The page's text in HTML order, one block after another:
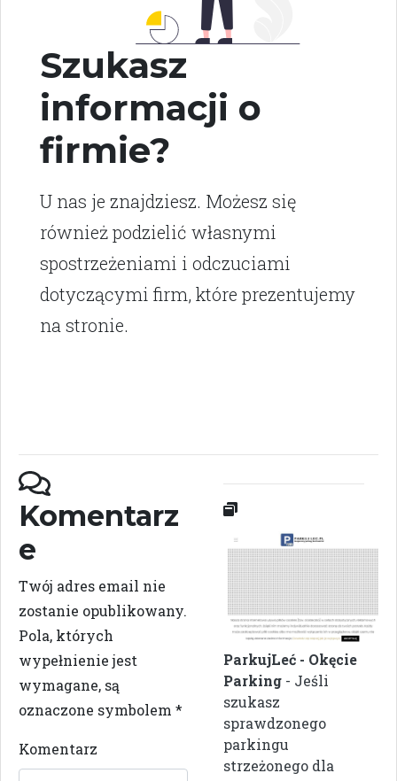
Szukasz
informacji o
firmie?
U nas je znajdziesz. Możesz się
również podzielić własnymi
spostrzeżeniami i odczuciami
dotyczącymi firm, które prezentujemy
na stronie.
Komentarz
e
Twój adres email nie
zostanie opublikowany.
Pola, których
wypełnienie jest
wymagane, są
oznaczone symbolem *
Komentarz
ParkujLeć - Okęcie
Parking - Jeśli
szukasz
sprawdzonego
parkingu
strzeżonego dla